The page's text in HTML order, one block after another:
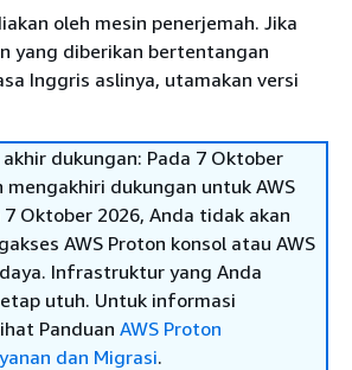
oleh mesin penerjemah. Jika
yang diberikan bertentangan
Inggris aslinya, utamakan versi
dukungan: Pada 7 Oktober
mengakhiri dukungan untuk AWS
Oktober 2026, Anda tidak akan
AWS Proton konsol atau AWS
Infrastruktur yang Anda
utuh. Untuk informasi
Panduan AWS Proton
dan Migrasi.